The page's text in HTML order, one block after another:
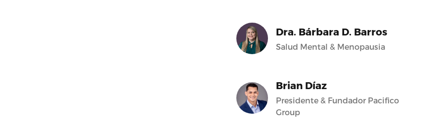
Dra. Bárbara D. Barros
Salud Mental & Menopausia
Brian Díaz
Presidente & Fundador Pacifico
Group